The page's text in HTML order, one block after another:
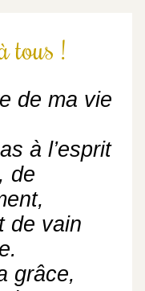
tous !
de ma vie
à l’esprit
de
de vain
grâce,